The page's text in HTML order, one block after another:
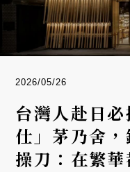
2026/05/26
台灣人赴日
仕」茅乃舍
操刀：在繁